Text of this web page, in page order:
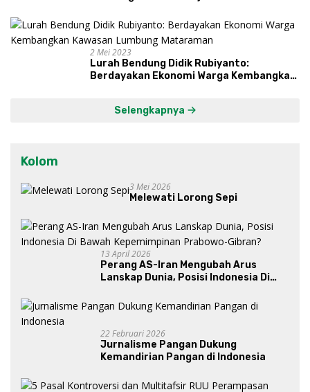
dan Syukuri Hasil
2 Mei 2023
Lurah Bendung Didik Rubiyanto:
Berdayakan Ekonomi Warga Kembangkan
Selengkapnya
Kolom
3 Mei 2026
Melewati Lorong Sepi
13 April 2026
Perang AS-Iran Mengubah Arus
Lanskap Dunia, Posisi Indonesia Di
Gibran?
22 Februari 2026
Jurnalisme Pangan Dukung
Kemandirian Pangan di Indonesia